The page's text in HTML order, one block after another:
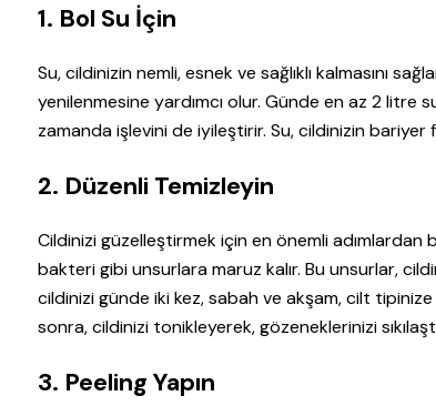
1. Bol Su İçin
Su, cildinizin nemli, esnek ve sağlıklı kalmasını
yenilenmesine yardımcı olur. Günde en az 2 litre
zamanda işlevini de iyileştirir. Su, cildinizin
2. Düzenli Temizleyin
Cildinizi güzelleştirmek için en önemli
bakteri gibi unsurlara maruz kalır. Bu unsurlar,
cildinizi günde iki kez, sabah ve akşam, cilt
sonra, cildinizi tonikleyerek, gözeneklerinizi
3. Peeling Yapın